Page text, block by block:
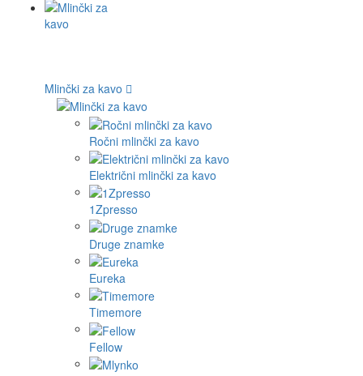
Mlinčki za kavo
Ročni mlinčki za kavo
Električni mlinčki za kavo
1Zpresso
Druge znamke
Eureka
Timemore
Fellow